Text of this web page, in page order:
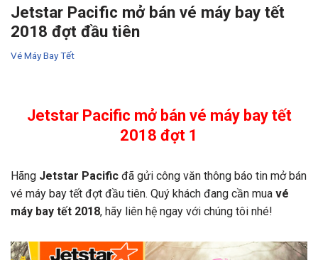
Jetstar Pacific mở bán vé máy bay tết
2018 đợt đầu tiên
Vé Máy Bay Tết
Jetstar Pacific mở bán vé máy bay tết
2018 đợt 1
Hãng Jetstar Pacific đã gửi công văn thông báo tin mở bán
vé máy bay tết đợt đầu tiên. Quý khách đang cần mua vé
máy bay tết 2018, hãy liên hệ ngay với chúng tôi nhé!